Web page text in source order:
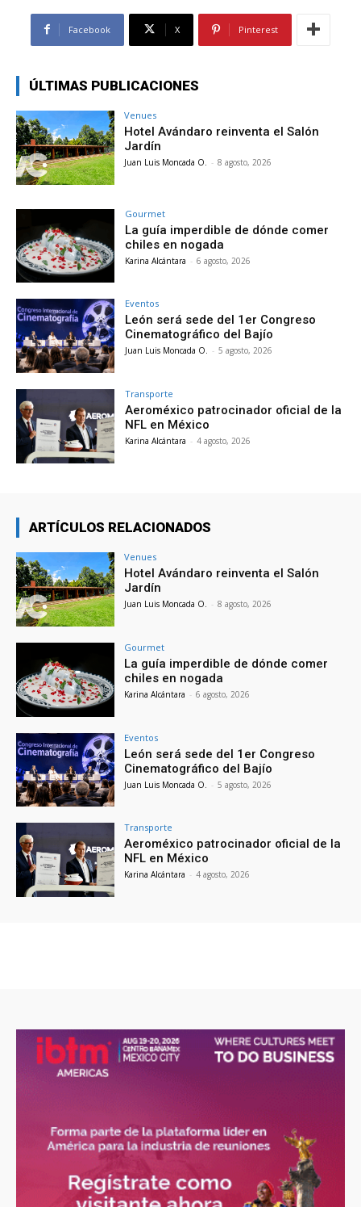
Facebook X Pinterest
ÚLTIMAS PUBLICACIONES
Venues
Hotel Avándaro reinventa el Salón
Jardín
Juan Luis Moncada O. - 8 agosto, 2026
Gourmet
La guía imperdible de dónde comer
chiles en nogada
Karina Alcántara - 6 agosto, 2026
Eventos
León será sede del 1er Congreso
Cinematográfico del Bajío
Juan Luis Moncada O. - 5 agosto, 2026
Transporte
Aeroméxico patrocinador oficial de la
NFL en México
Karina Alcántara - 4 agosto, 2026
ARTÍCULOS RELACIONADOS
Venues
Hotel Avándaro reinventa el Salón
Jardín
Juan Luis Moncada O. - 8 agosto, 2026
Gourmet
La guía imperdible de dónde comer
chiles en nogada
Karina Alcántara - 6 agosto, 2026
Eventos
León será sede del 1er Congreso
Cinematográfico del Bajío
Juan Luis Moncada O. - 5 agosto, 2026
Transporte
Aeroméxico patrocinador oficial de la
NFL en México
Karina Alcántara - 4 agosto, 2026